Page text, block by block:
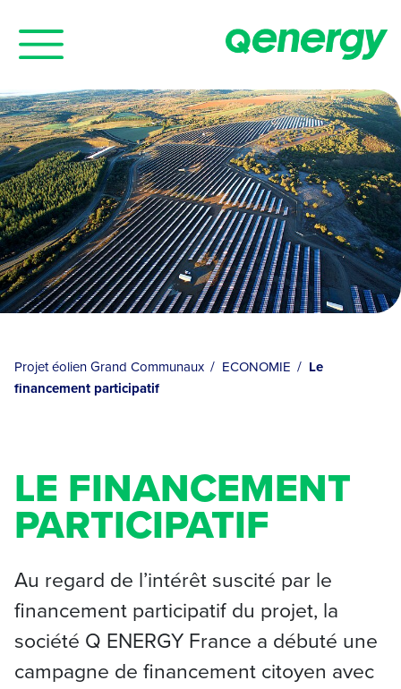
Projet éolien Grand Communaux ECONOMIE
Le
financement participatif
LE FINANCEMENT
PARTICIPATIF
Au regard de l’intérêt suscité par le
financement participatif du projet, la
société Q ENERGY France a débuté une
campagne de financement citoyen avec